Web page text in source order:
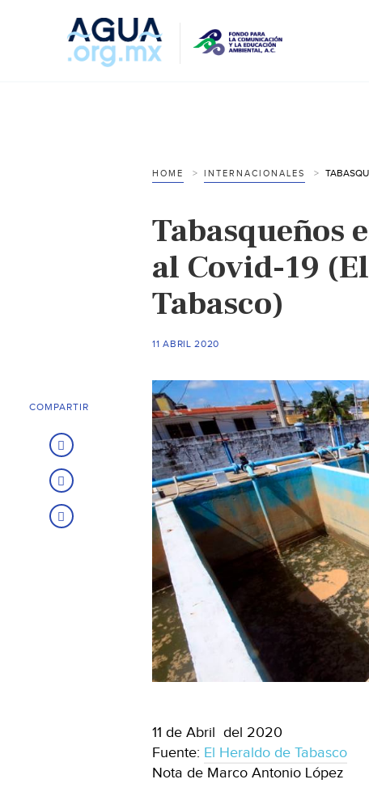
HOME INTERNACIONALES
Tabasqueños
al Covid-19
Tabasco)
11 ABRIL 2020
11 de Abril del 2020
Fuente: El Heraldo de Tabasco
Nota de Marco Antonio López
COMPARTIR